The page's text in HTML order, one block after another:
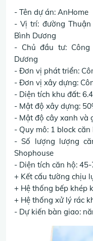
- Tên dự án: AnHome
- Vị trí: đường
Bình Dương
- Chủ đầu tư: Công
Dương
- Đơn vị phát triển:
- Đơn vị xây dựng:
- Diện tích khu đất:
- Mật độ xây dựng:
- Mật độ cây xanh và
- Quy mô: 1 block
- Số lượng lượng
Shophouse
- Diện tích căn hộ:
+ Kết cấu tường chịu
+ Hệ thống bếp khép
+ Hệ thống xử lý rác
- Dự kiến bàn giao: